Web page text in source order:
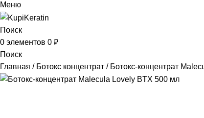
Меню
Поиск
0 элементов 0 ₽
Поиск
Главная
Ботокс концентрат Ботокс-концентрат